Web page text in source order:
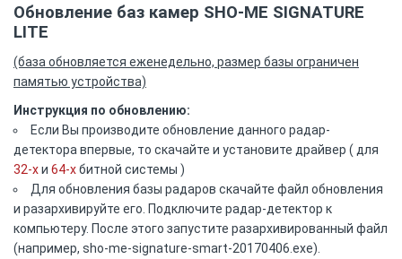
Обновление баз камер SHO-ME SIGNATURE
LITE
(база обновляется еженедельно, размер базы ограничен
памятью устройства)
Инструкция по обновлению:
Если Вы производите обновление данного радар-
детектора впервые, то скачайте и установите драйвер ( для
32-хи 64-xбитной системы )
Для обновления базы радаров скачайте файл обновления
и разархивируйте его. Подключите радар-детектор к
компьютеру. После этого запустите разархивированный файл
(например, sho-me-signature-smart-20170406.exe).